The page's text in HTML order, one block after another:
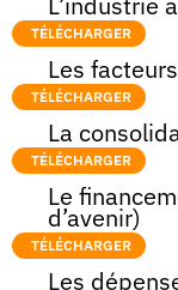
TÉLÉCHARGER
Les
TÉLÉCHARGER
La
TÉLÉCHARGER
Le
d’avenir)
TÉLÉCHARGER
Les